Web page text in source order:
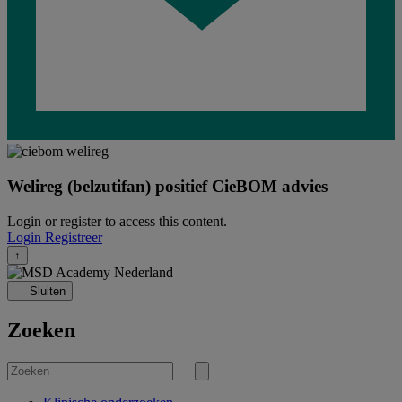
Welireg (belzutifan) positief CieBOM advies
Login or register to access this content.
Login Registreer
↑
Sluiten
Zoeken
Zoek
naar
Zoekopdracht